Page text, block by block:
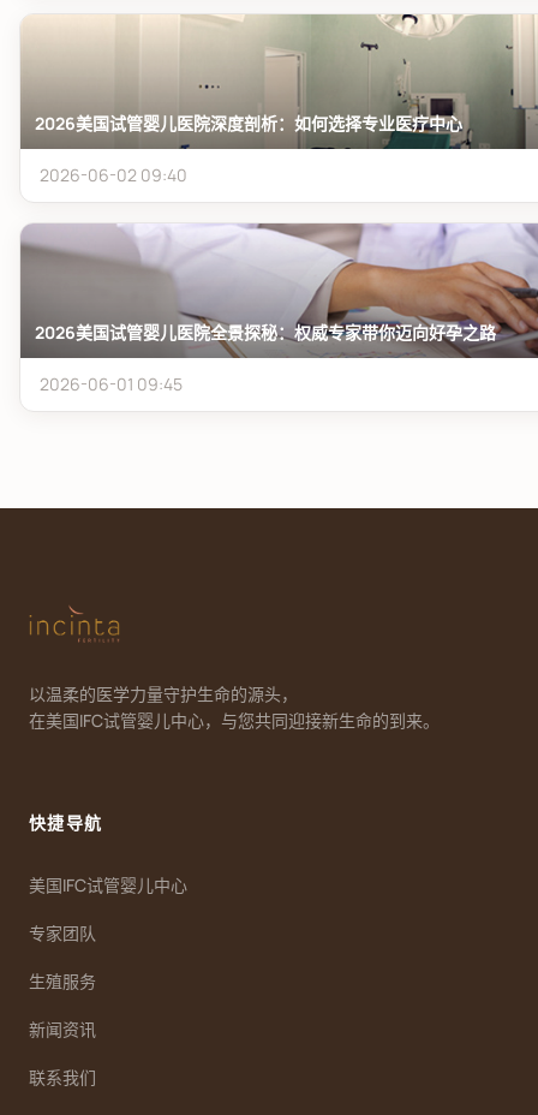
2026美国试管婴儿医院深度剖析：如何选择专业医疗中心
2026-06-02 09:40
2026美国试管婴儿医院全景探秘：权威专家带你迈向好孕之路
2026-06-01 09:45
以温柔的医学力量守护生命的源头，
在美国IFC试管婴儿中心，与您共同迎接新生命的到来。
快捷导航
美国IFC试管婴儿中心
专家团队
生殖服务
新闻资讯
联系我们